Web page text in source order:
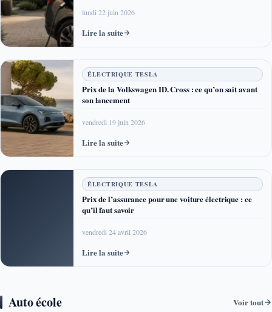
lundi 22 juin 2026
Lire la suite
ÉLECTRIQUE TESLA
Prix de la Volkswagen ID. Cross : ce qu’on sait avant
son lancement
vendredi 19 juin 2026
Lire la suite
ÉLECTRIQUE TESLA
Prix de l’assurance pour une voiture électrique : ce
qu’il faut savoir
vendredi 24 avril 2026
Lire la suite
Auto école Voir tout